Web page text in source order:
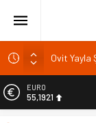
ÖSYM
BAL Ligi
EURO
55,1921